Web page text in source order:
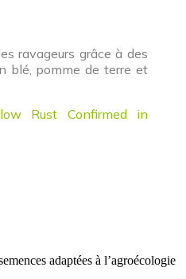
ravageurs grâce à des
blé, pomme de terre et
Rust Confirmed in
adaptées à l’agroécologie